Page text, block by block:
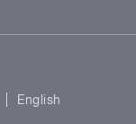
English